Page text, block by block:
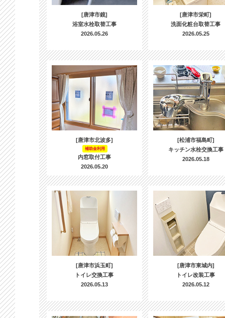
[唐津市鏡]
浴室水栓取替工事
2026.05.26
[唐津市栄町]
洗面化粧台取替工事
2026.05.25
[唐津市北波多]
補助金利用
内窓取付工事
2026.05.20
[松浦市福島町]
キッチン水栓交換工事
2026.05.18
[唐津市浜玉町]
トイレ交換工事
2026.05.13
[唐津市東城内]
トイレ改装工事
2026.05.12